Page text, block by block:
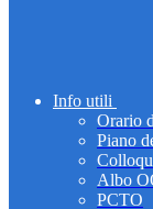
Info utili
Orario
Piano
Albo
PCTO